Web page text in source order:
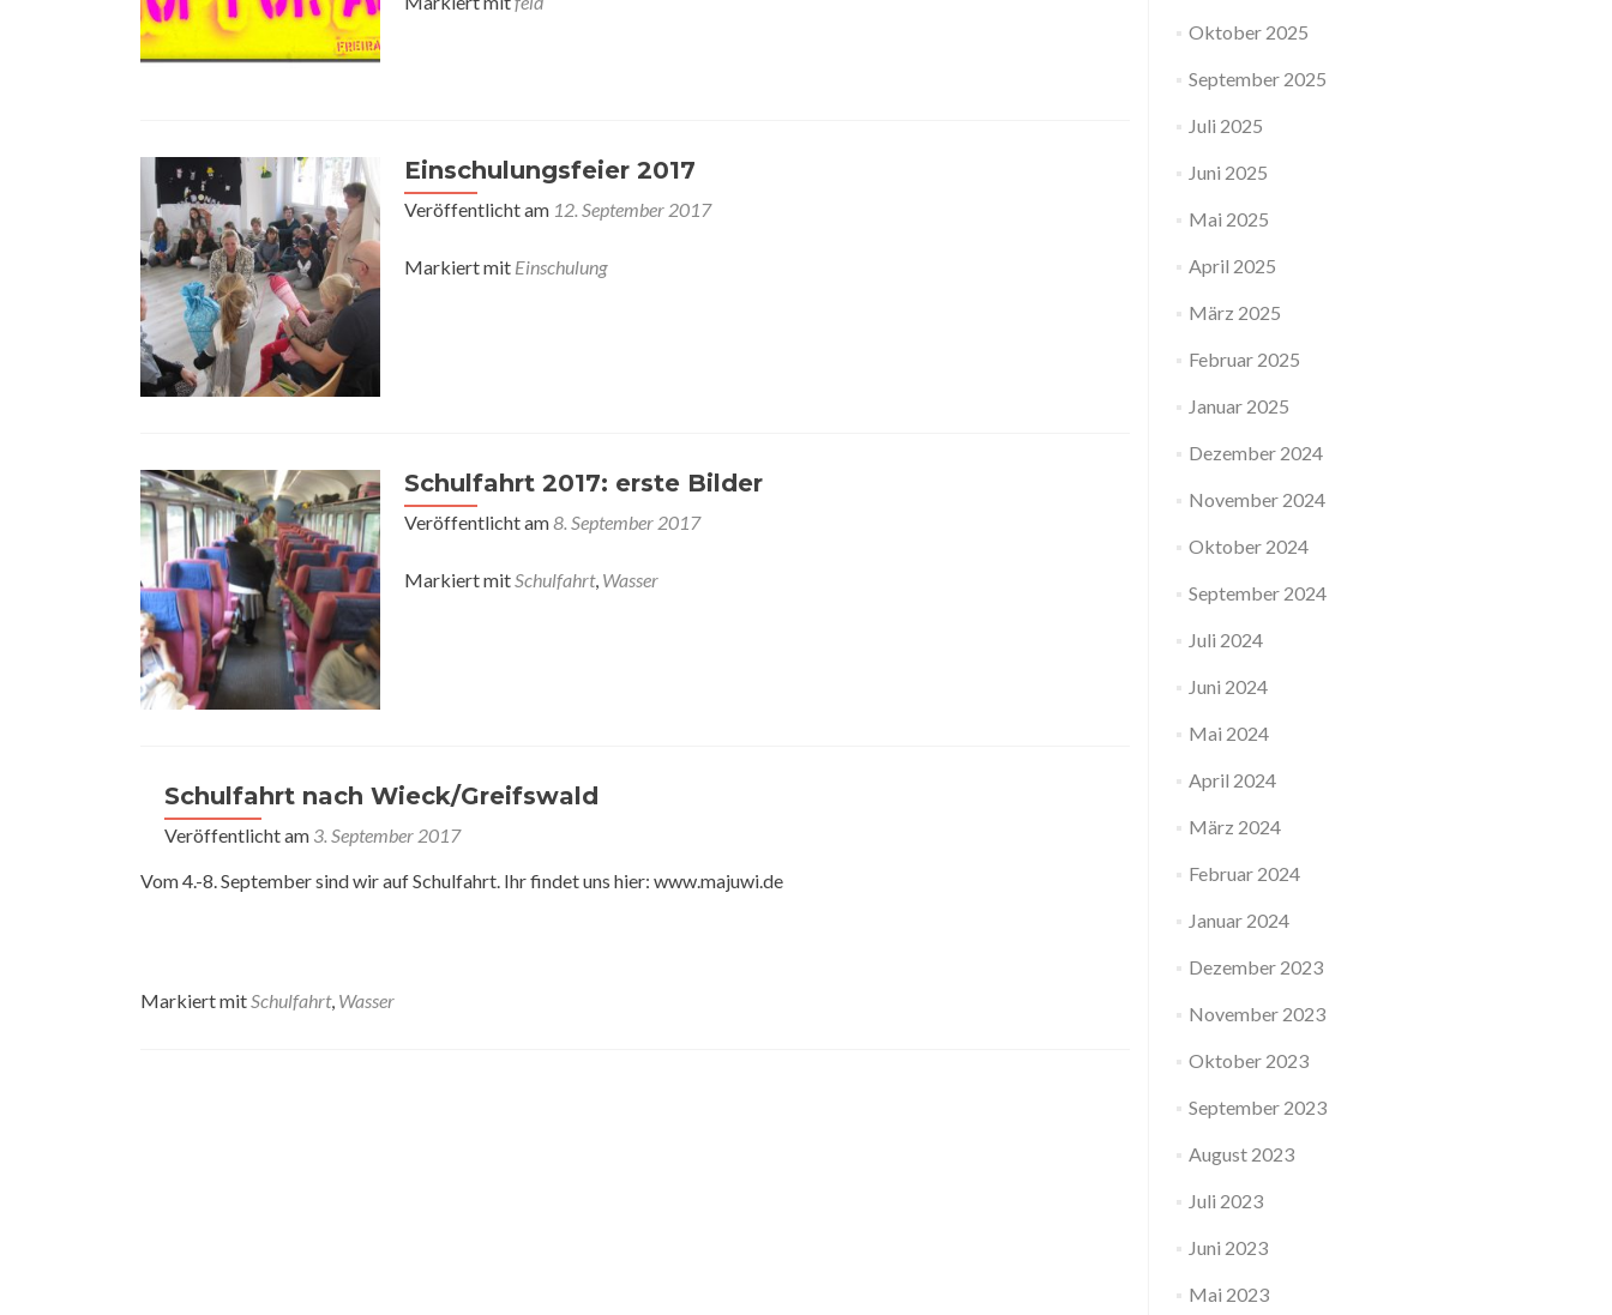
Einschulungsfeier 2017
Veröffentlicht am 12. September 2017
Markiert mit Einschulung
Schulfahrt 2017: erste Bilder
Veröffentlicht am8. September 2017
Markiert mitSchulfahrt, Wasser
Schulfahrt nach Wieck/Greifswald
Veröffentlicht am 3. September 2017
Vom 4.-8. September sind wir auf Schulfahrt. Ihr findet uns hier: www.majuwi.de
Markiert mitSchulfahrt, Wasser
Oktober 2025
September 2025
Juli 2025
Juni 2025
Mai 2025
April 2025
März 2025
Februar 2025
Januar 2025
Dezember 2024
November 2024
Oktober 2024
September 2024
Juli 2024
Juni 2024
Mai 2024
April 2024
März 2024
Februar 2024
Januar 2024
Dezember 2023
November 2023
Oktober 2023
September 2023
August 2023
Juli 2023
Juni 2023
Mai 2023